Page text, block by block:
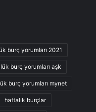
burç yorumları 2021
burç yorumları aşk
burç yorumları mynet
haftalık burçlar